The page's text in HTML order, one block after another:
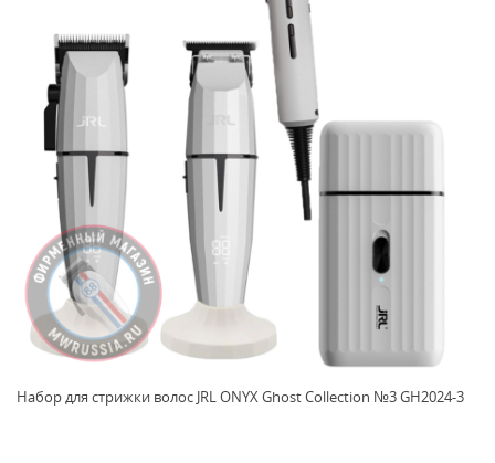
Набор для стрижки волос JRL ONYX Ghost Collection №3 GH2024-3